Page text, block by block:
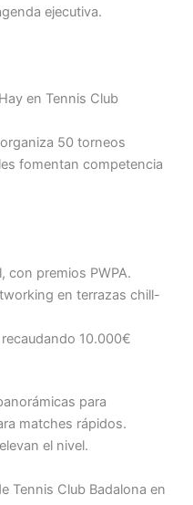
ejecutiva.
en Tennis Club
50 torneos
fomentan competencia
con premios PWPA.
en terrazas chill-
10.000€
para
matches rápidos.
el nivel.
Tennis Club Badalona en